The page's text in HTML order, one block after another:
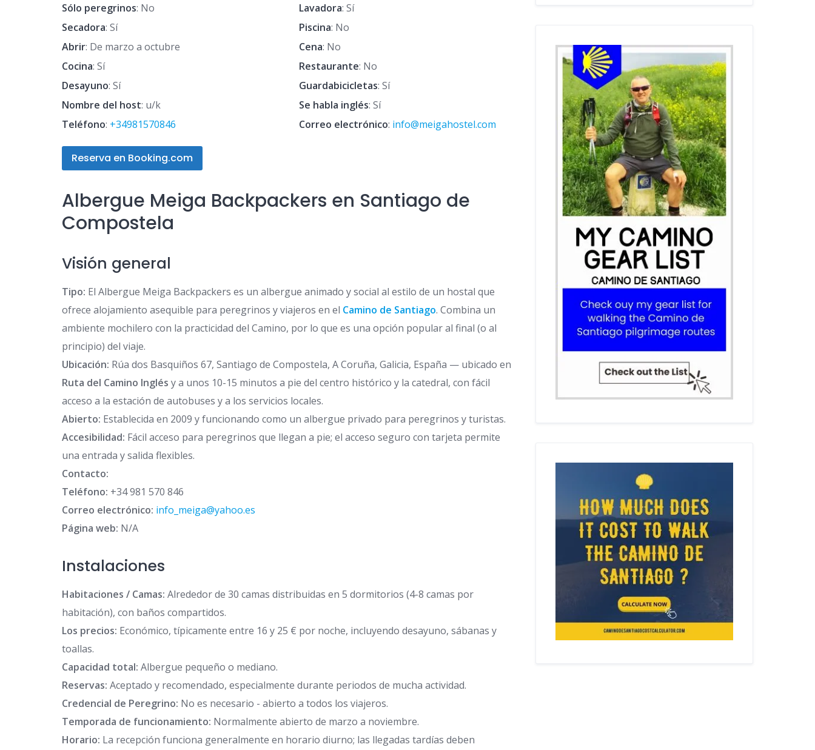
Sólo peregrinos: No Lavadora: Sí
Secadora: Sí Piscina: No
Abrir: De marzo a octubre Cena: No
Cocina: Sí Restaurante: No
Desayuno: Sí Guardabicicletas: Sí
Nombre del host: u/k Se habla inglés: Sí
Teléfono: +34981570846 Correo electrónico: info@meigahostel.com
Reserva en Booking.com
Albergue Meiga Backpackers en Santiago de
Compostela
Visión general
Tipo: El Albergue Meiga Backpackers es un albergue animado y social al estilo de un hostal que
ofrece alojamiento asequible para peregrinos y viajeros en el Camino de Santiago. Combina un
ambiente mochilero con la practicidad del Camino, por lo que es una opción popular al final (o al
principio) del viaje.
Ubicación: Rúa dos Basquiños 67, Santiago de Compostela, A Coruña, Galicia, España — ubicado en
Ruta del Camino Inglés y a unos 10-15 minutos a pie del centro histórico y la catedral, con fácil
acceso a la estación de autobuses y a los servicios locales.
Abierto: Establecida en 2009 y funcionando como un albergue privado para peregrinos y turistas.
Accesibilidad: Fácil acceso para peregrinos que llegan a pie; el acceso seguro con tarjeta permite
una entrada y salida flexibles.
Contacto:
Teléfono: +34 981 570 846
Correo electrónico: info_meiga@yahoo.es
Página web: N/A
Instalaciones
Habitaciones / Camas: Alrededor de 30 camas distribuidas en 5 dormitorios (4-8 camas por
habitación), con baños compartidos.
Los precios: Económico, típicamente entre 16 y 25 € por noche, incluyendo desayuno, sábanas y
toallas.
Capacidad total: Albergue pequeño o mediano.
Reservas: Aceptado y recomendado, especialmente durante periodos de mucha actividad.
Credencial de Peregrino: No es necesario - abierto a todos los viajeros.
Temporada de funcionamiento: Normalmente abierto de marzo a noviembre.
Horario: La recepción funciona generalmente en horario diurno; las llegadas tardías deben